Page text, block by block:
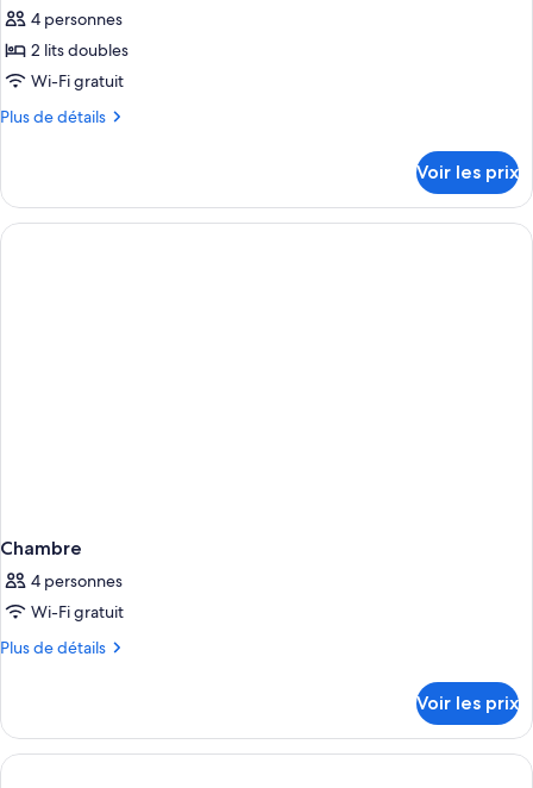
pour
ce
type
chambre :
4 personnes
2 lits doubles
Wi-Fi gratuit
Plus de détails
Plus
le
type
de
Voir les prix
Chambre
4 personnes
Wi-Fi gratuit
Plus de détails
Plus
le
type
de
Voir les prix